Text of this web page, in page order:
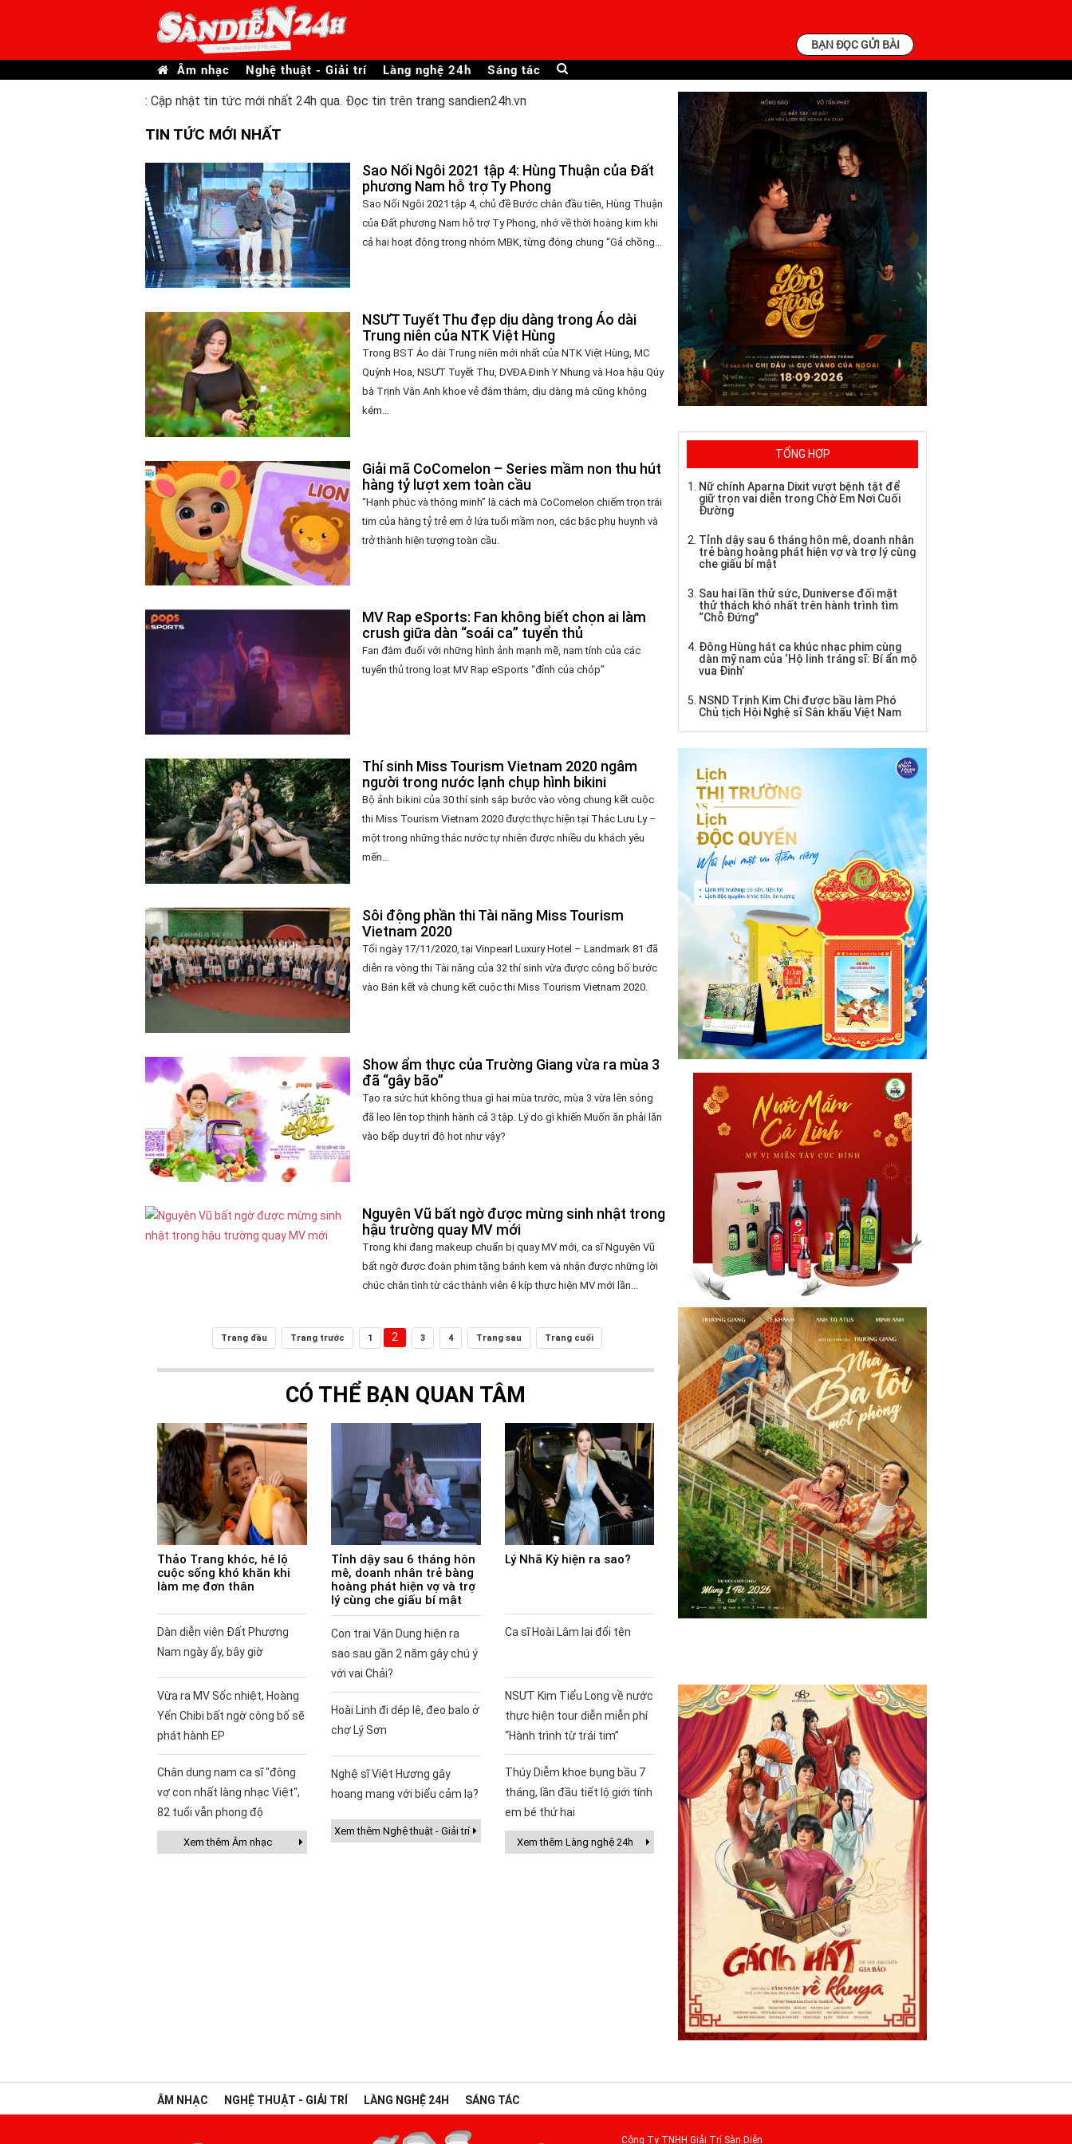
BẠN ĐỌC GỬI BÀI
Âm nhạc Nghệ thuật - Giải trí Làng nghệ 24h Sáng tác
: Cập nhật tin tức mới nhất 24h qua. Đọc tin trên trang sandien24h.vn
TIN TỨC MỚI NHẤT
Sao Nối Ngôi 2021 tập 4: Hùng Thuận của Đất
phương Nam hỗ trợ Ty Phong
Sao Nối Ngôi 2021 tập 4, chủ đề Bước chân đầu tiên, Hùng Thuận
của Đất phương Nam hỗ trợ Ty Phong, nhớ về thời hoàng kim khi
cả hai hoạt động trong nhóm MBK, từng đóng chung “Gả chồng...
NSƯT Tuyết Thu đẹp dịu dàng trong Áo dài
Trung niên của NTK Việt Hùng
Trong BST Áo dài Trung niên mới nhất của NTK Việt Hùng, MC
Quỳnh Hoa, NSƯT Tuyết Thu, DVĐA Đinh Y Nhung và Hoa hậu Qúy
bà Trịnh Vân Anh khoe vẻ đằm thắm, dịu dàng mà cũng không
kém...
Giải mã CoComelon – Series mầm non thu hút
hàng tỷ lượt xem toàn cầu
“Hạnh phúc và thông minh” là cách mà CoComelon chiếm trọn trái
tim của hàng tỷ trẻ em ở lứa tuổi mầm non, các bậc phụ huynh và
trở thành hiện tượng toàn cầu.
MV Rap eSports: Fan không biết chọn ai làm
crush giữa dàn “soái ca” tuyển thủ
Fan đắm đuối với những hình ảnh mạnh mẽ, nam tính của các
tuyển thủ trong loạt MV Rap eSports “đỉnh của chóp”
Thí sinh Miss Tourism Vietnam 2020 ngâm
người trong nước lạnh chụp hình bikini
Bộ ảnh bikini của 30 thí sinh sắp bước vào vòng chung kết cuộc
thi Miss Tourism Vietnam 2020 được thực hiện tại Thác Lưu Ly –
một trong những thác nước tự nhiên được nhiều du khách yêu
mến...
Sôi động phần thi Tài năng Miss Tourism
Vietnam 2020
Tối ngày 17/11/2020, tại Vinpearl Luxury Hotel – Landmark 81 đã
diễn ra vòng thi Tài năng của 32 thí sinh vừa được công bố bước
vào Bán kết và chung kết cuộc thi Miss Tourism Vietnam 2020.
Show ẩm thực của Trường Giang vừa ra mùa 3
đã “gây bão”
Tạo ra sức hút không thua gì hai mùa trước, mùa 3 vừa lên sóng
đã leo lên top thịnh hành cả 3 tập. Lý do gì khiến Muốn ăn phải lăn
vào bếp duy trì độ hot như vậy?
Nguyên Vũ bất ngờ được mừng sinh nhật trong
hậu trường quay MV mới
Trong khi đang makeup chuẩn bị quay MV mới, ca sĩ Nguyên Vũ
bất ngờ được đoàn phim tặng bánh kem và nhận được những lời
chúc chân tình từ các thành viên ê kíp thực hiện MV mới lần...
Trang đầu Trang trước 1 2 3 4 Trang sau Trang cuối
CÓ THỂ BẠN QUAN TÂM
Thảo Trang khóc, hé lộ
cuộc sống khó khăn khi
làm mẹ đơn thân
Dàn diễn viên Đất Phương
Nam ngày ấy, bây giờ
Vừa ra MV Sốc nhiệt, Hoàng
Yến Chibi bất ngờ công bố sẽ
phát hành EP
Chân dung nam ca sĩ "đông
vợ con nhất làng nhạc Việt",
82 tuổi vẫn phong độ
Xem thêm Âm nhạc
Tỉnh dậy sau 6 tháng hôn
mê, doanh nhân trẻ bàng
hoàng phát hiện vợ và trợ
lý cùng che giấu bí mật
Con trai Vân Dung hiện ra
sao sau gần 2 năm gây chú ý
với vai Chải?
Hoài Linh đi dép lê, đeo balo ở
chợ Lý Sơn
Nghệ sĩ Việt Hương gây
hoang mang với biểu cảm lạ?
Xem thêm Nghệ thuật - Giải trí
Lý Nhã Kỳ hiện ra sao?
Ca sĩ Hoài Lâm lại đổi tên
NSƯT Kim Tiểu Long về nước
thực hiện tour diễn miễn phí
“Hành trình từ trái tim”
Thúy Diễm khoe bụng bầu 7
tháng, lần đầu tiết lộ giới tính
em bé thứ hai
Xem thêm Làng nghệ 24h
TỔNG HỢP
Nữ chính Aparna Dixit vượt bệnh tật để
giữ trọn vai diễn trong Chờ Em Nơi Cuối
Đường
Tỉnh dậy sau 6 tháng hôn mê, doanh nhân
trẻ bàng hoàng phát hiện vợ và trợ lý cùng
che giấu bí mật
Sau hai lần thử sức, Duniverse đối mặt
thử thách khó nhất trên hành trình tìm
“Chỗ Đứng"
Đông Hùng hát ca khúc nhạc phim cùng
dàn mỹ nam của ‘Hộ linh tráng sĩ: Bí ẩn mộ
vua Đinh’
NSND Trịnh Kim Chi được bầu làm Phó
Chủ tịch Hội Nghệ sĩ Sân khấu Việt Nam
ÂM NHẠC NGHỆ THUẬT - GIẢI TRÍ LÀNG NGHỆ 24H SÁNG TÁC
Công Ty TNHH Giải Trí Sàn Diễn